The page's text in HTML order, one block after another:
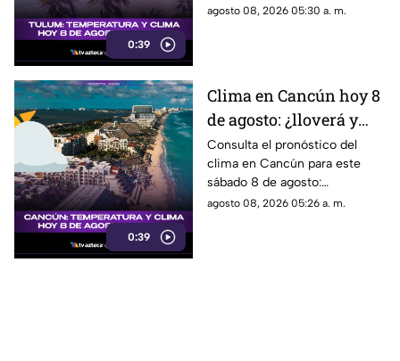
0:39
y las condiciones del tiempo.
agosto 08, 2026 05:30 a. m.
0:39
Clima en Cancún hoy 8
de agosto: ¿lloverá y
qué temperatura habrá
este sábado?
Consulta el pronóstico del
clima en Cancún para este
sábado 8 de agosto:
temperatura, lluvias y
agosto 08, 2026 05:26 a. m.